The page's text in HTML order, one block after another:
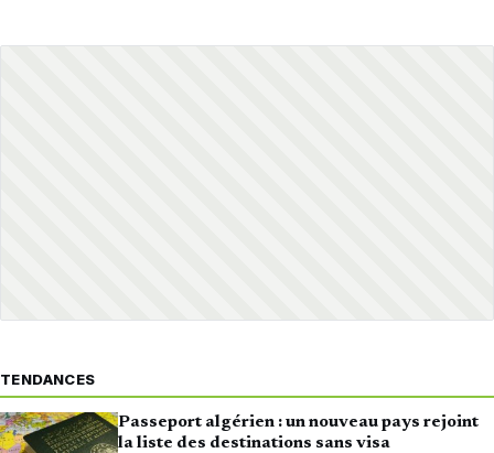
TENDANCES
Passeport algérien : un nouveau pays rejoint
la liste des destinations sans visa